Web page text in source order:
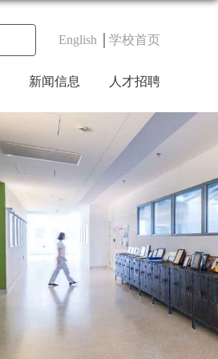
English 学校首页
新闻信息 人才招聘